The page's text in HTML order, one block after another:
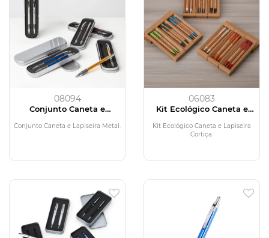
08094
Conjunto Caneta e
Conjunto Caneta e Lapiseira Metal.
06083
Kit Ecológico Caneta e
Kit Ecológico Caneta e Lapiseira
Cortiça.